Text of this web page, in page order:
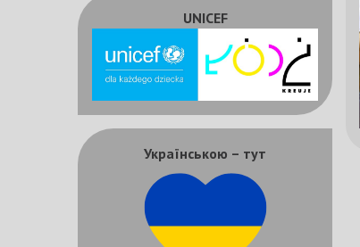
UNICEF
Українською – тут